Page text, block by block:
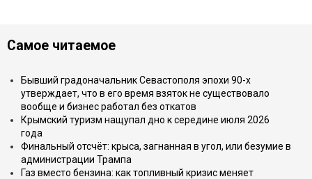
Самое читаемое
Бывший градоначальник Севастополя эпохи 90-х
утверждает, что в его время взяток не существовало
вообще и бизнес работал без откатов
Крымский туризм нащупал дно к середине июля 2026
года
Финальный отсчёт: крыса, загнанная в угол, или безумие в
администрации Трампа
Газ вместо бензина: как топливный кризис меняет